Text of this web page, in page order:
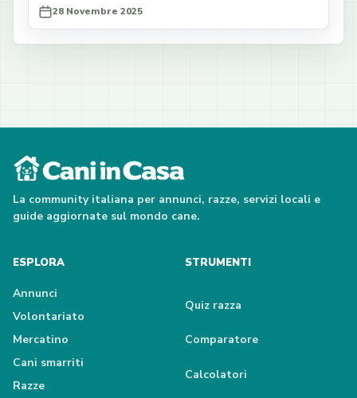
28 Novembre 2025
La community italiana per annunci, razze, servizi locali e
guide aggiornate sul mondo cane.
ESPLORA
Annunci
Volontariato
Mercatino
Cani smarriti
Razze
STRUMENTI
Quiz razza
Comparatore
Calcolatori